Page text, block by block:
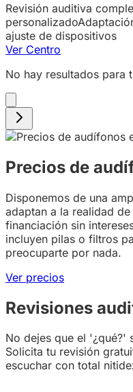
Revisión auditiva
personalizado
ajuste de dispositivos
Ver Centro
No hay resultados para
Precios de
Disponemos de una
adaptan a la realidad
financiación sin
incluyen pilas o filtros
preocuparte por nada.
Ver precios
Revisiones
No dejes que el '¿qué?'
Solicita tu revisión
escuchar con total